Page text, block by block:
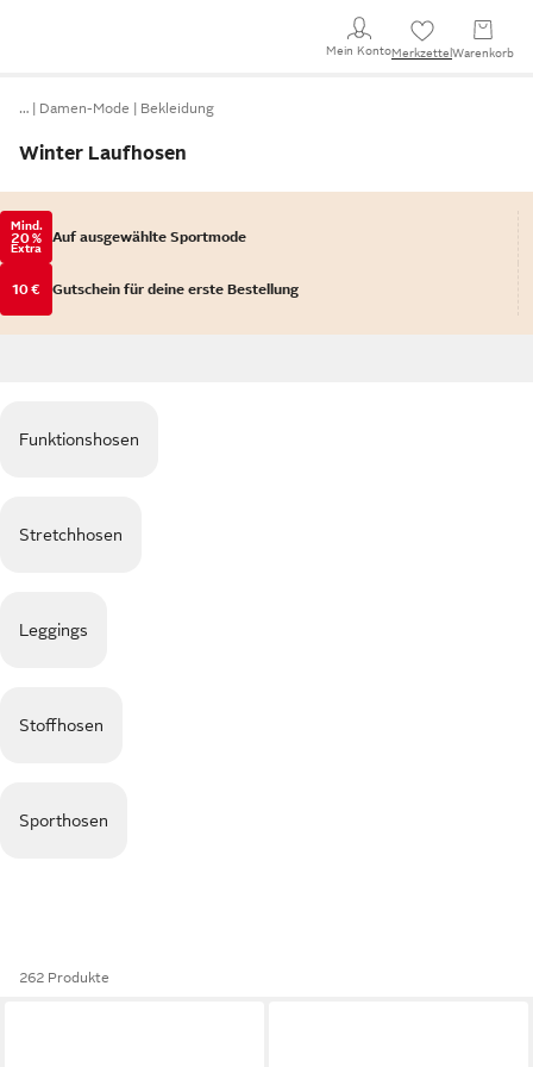
Mein KontoMerkzettel Warenkorb
… Damen-Mode Bekleidung
Winter Laufhosen
Mind.
20 %
Extra
Auf ausgewählte Sportmode
10 € Gutschein für deine erste Bestellung
Funktionshosen
Stretchhosen
Leggings
Stoffhosen
Sporthosen
262 Produkte